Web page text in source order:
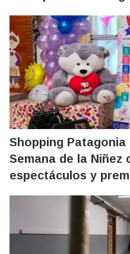
Shopping
Semana de la Niñez
espectáculos y